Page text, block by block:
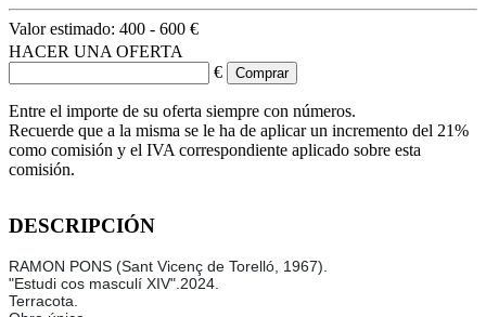
Valor estimado: 400 - 600 €
HACER UNA OFERTA
€
Entre el importe de su oferta siempre con números.
Recuerde que a la misma se le ha de aplicar un incremento del 21%
como comisión y el IVA correspondiente aplicado sobre esta
comisión.
DESCRIPCIÓN
RAMON PONS (Sant Vicenç de Torelló, 1967).
"Estudi cos masculí XIV".2024.
Terracota.